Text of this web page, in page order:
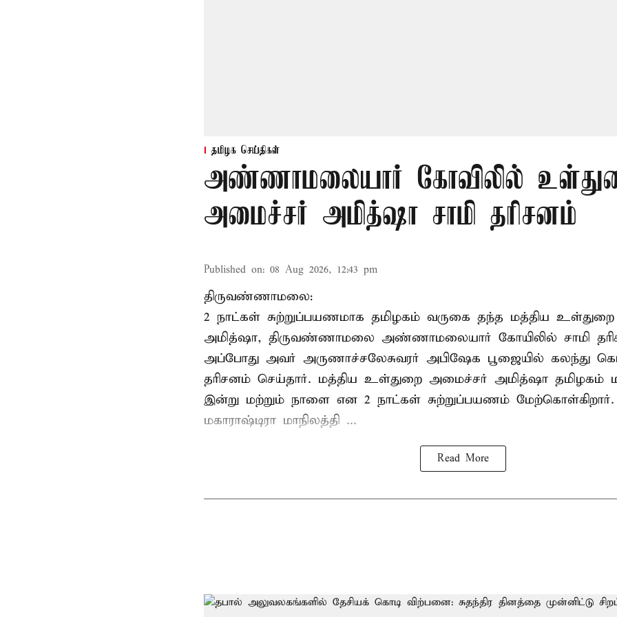
தமிழக செய்திகள்
அண்ணாமலையார் கோவிலில்
அமைச்சர் அமித்ஷா சாமி தரிசனம்
Published on: 08 Aug 2026, 12:43 pm
திருவண்ணாமலை:
2 நாட்கள் சுற்றுப்பயணமாக தமிழகம் வருகை தந்த மத்திய
அமித்ஷா, திருவண்ணாமலை அண்ணாமலையார் கோயிலில் சாமி
அப்போது அவர் அருணாச்சலேசுவரர் அபிஷேக பூஜையில் கலந்து
தரிசனம் செய்தார். மத்திய உள்துறை அமைச்சர் அமித்ஷா தமிழகம்
இன்று மற்றும் நாளை என 2 நாட்கள் சுற்றுப்பயணம்
மகாராஷ்டிரா மாநிலத்தி ...
Read More